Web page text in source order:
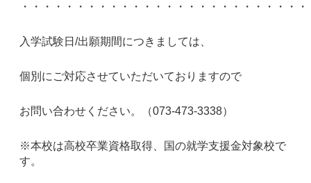
・・・・・・・・・・・・・・・・・・・・・・・・・・
入学試験日 /出願期間につきましては、
個別にご対応させていただいておりますので
お問い合わせください。（073-473-3338）
※本校は高校卒業資格取得、国の就学支援金対象校で
す。